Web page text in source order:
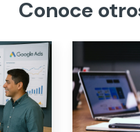
Conoce